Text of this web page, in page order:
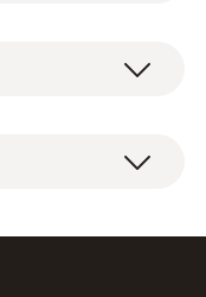
簡単に接続す
フティアリゲ